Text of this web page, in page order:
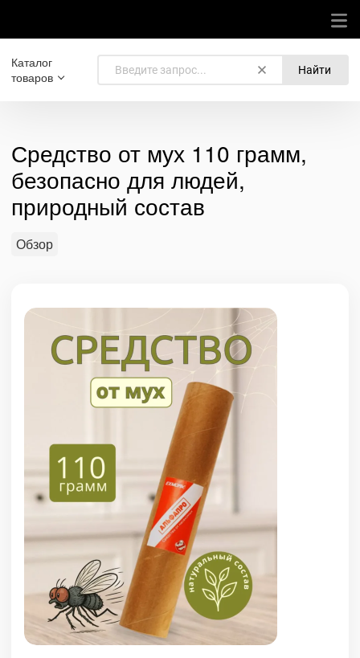
Каталог
товаров
Найти
Средство от мух 110 грамм,
безопасно для людей,
природный состав
Обзор